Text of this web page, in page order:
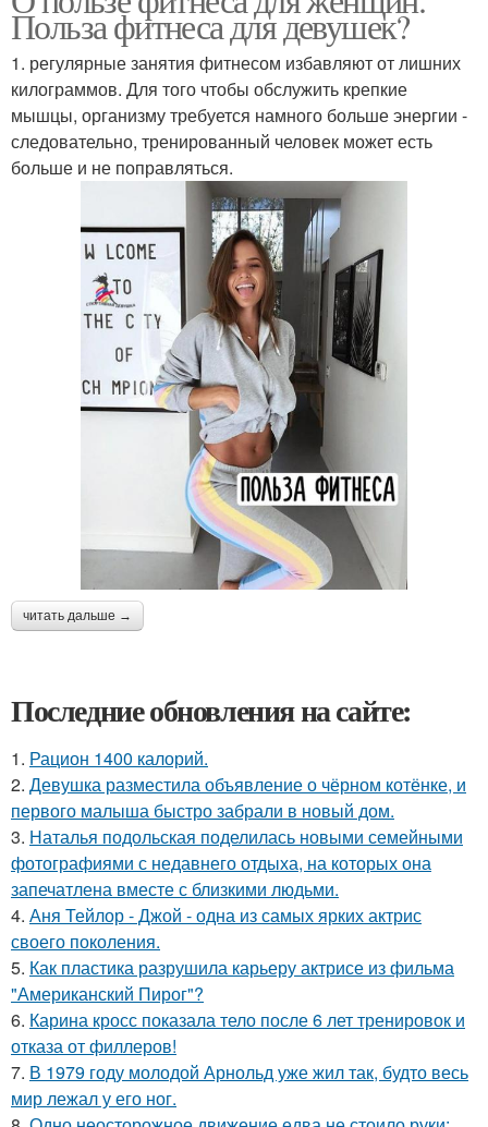
Польза фитнеса для девушек?
1. регулярные занятия фитнесом избавляют от лишних
килограммов. Для того чтобы обслужить крепкие
мышцы, организму требуется намного больше энергии -
следовательно, тренированный человек может есть
больше и не поправляться.
читать дальше →
Последние обновления на сайте:
1. Рацион 1400 калорий.
2. Девушка разместила объявление о чёрном котёнке, и
первого малыша быстро забрали в новый дом.
3. Наталья подольская поделилась новыми семейными
фотографиями с недавнего отдыха, на которых она
запечатлена вместе с близкими людьми.
4. Аня Тейлор - Джой - одна из самых ярких актрис
своего поколения.
5. Как пластика разрушила карьеру актрисе из фильма
"Американский Пирог"?
6. Карина кросс показала тело после 6 лет тренировок и
отказа от филлеров!
7. В 1979 году молодой Арнольд уже жил так, будто весь
мир лежал у его ног.